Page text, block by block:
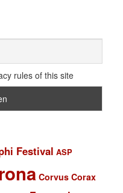
rules of this site
Festival ASP
Corvus Corax